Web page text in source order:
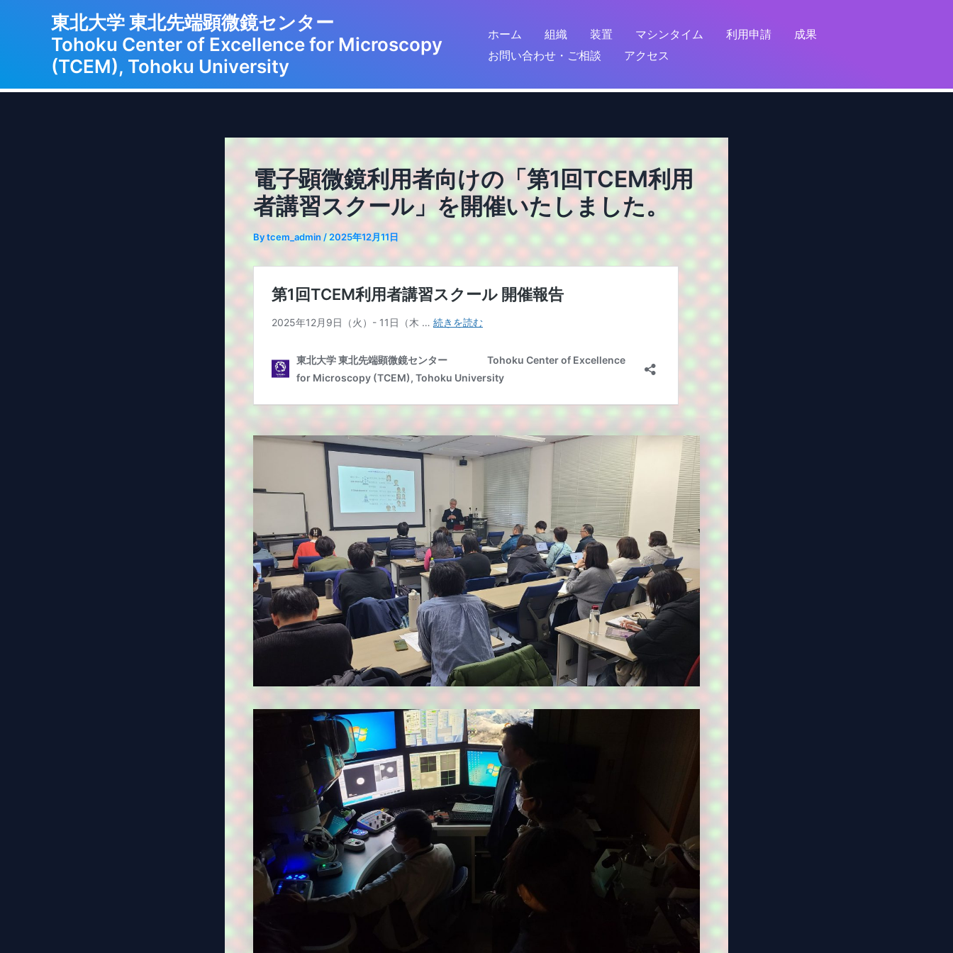
東北大学 東北先端顕微鏡センター
Tohoku Center of Excellence for Microscopy
(TCEM), Tohoku University
ホーム 組織 装置 マシンタイム 利用申請
成果
お問い合わせ・ご相談
アクセス
電子顕微鏡利用者向けの「第1回TCEM利用
者講習スクール」を開催いたしました。
Bytcem_admin / 2025年12月11日